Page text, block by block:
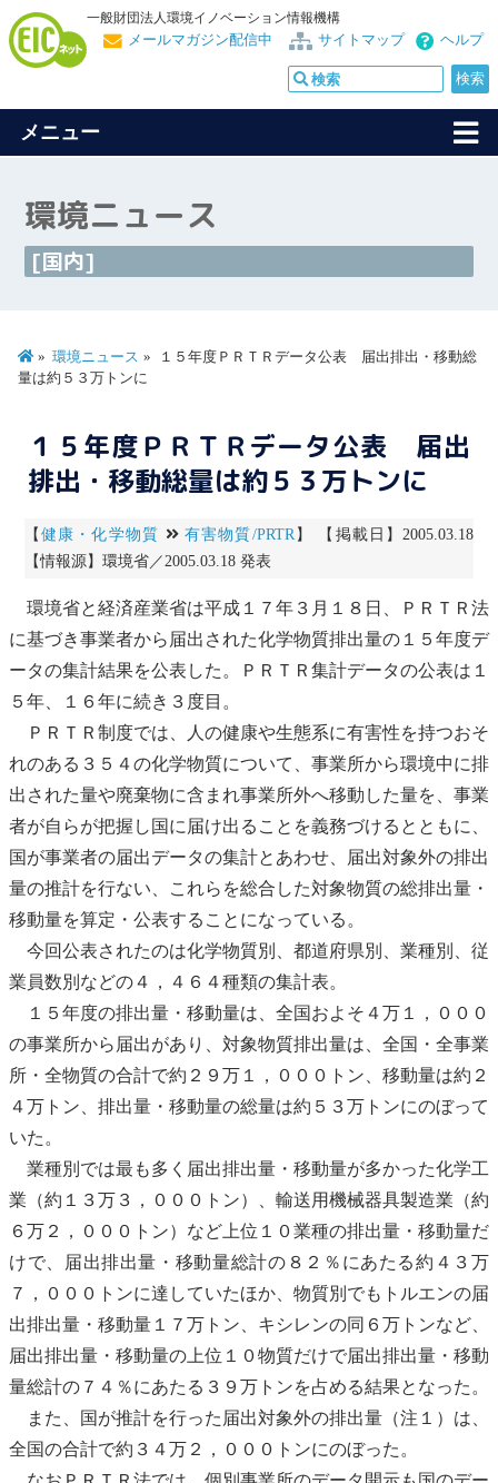
一般財団法人環境イノベーション情報機構
ヘルプ
サイトマップ
メールマガジン配信中
メニュー
環境ニュース
[国内]
環境ニュース
１５年度ＰＲＴＲデータ公表 届出排出・移動総
量は約５３万トンに
１５年度ＰＲＴＲデータ公表 届出
排出・移動総量は約５３万トンに
【 健康・化学物質 有害物質/PRTR 】 【掲載日】2005.03.18
【情報源】環境省／2005.03.18 発表
環境省と経済産業省は平成１７年３月１８日、ＰＲＴＲ法
に基づき事業者から届出された化学物質排出量の１５年度デ
ータの集計結果を公表した。ＰＲＴＲ集計データの公表は１
５年、１６年に続き３度目。
ＰＲＴＲ制度では、人の健康や生態系に有害性を持つおそ
れのある３５４の化学物質について、事業所から環境中に排
出された量や廃棄物に含まれ事業所外へ移動した量を、事業
者が自らが把握し国に届け出ることを義務づけるとともに、
国が事業者の届出データの集計とあわせ、届出対象外の排出
量の推計を行ない、これらを総合した対象物質の総排出量・
移動量を算定・公表することになっている。
今回公表されたのは化学物質別、都道府県別、業種別、従
業員数別などの４，４６４種類の集計表。
１５年度の排出量・移動量は、全国およそ４万１，０００
の事業所から届出があり、対象物質排出量は、全国・全事業
所・全物質の合計で約２９万１，０００トン、移動量は約２
４万トン、排出量・移動量の総量は約５３万トンにのぼって
いた。
業種別では最も多く届出排出量・移動量が多かった化学工
業（約１３万３，０００トン）、輸送用機械器具製造業（約
６万２，０００トン）など上位１０業種の排出量・移動量だ
けで、届出排出量・移動量総計の８２％にあたる約４３万
７，０００トンに達していたほか、物質別でもトルエンの届
出排出量・移動量１７万トン、キシレンの同６万トンなど、
届出排出量・移動量の上位１０物質だけで届出排出量・移動
量総計の７４％にあたる３９万トンを占める結果となった。
また、国が推計を行った届出対象外の排出量（注１）は、
全国の合計で約３４万２，０００トンにのぼった。